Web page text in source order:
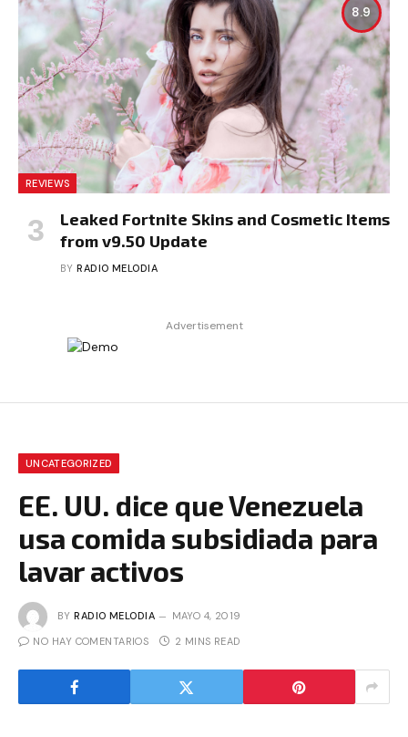
8.9
REVIEWS
Leaked Fortnite Skins and Cosmetic Items
from v9.50 Update
BY RADIO MELODIA
Advertisement
UNCATEGORIZED
EE. UU. dice que Venezuela
usa comida subsidiada para
lavar activos
BY RADIO MELODIA MAYO 4, 2019
NO HAY COMENTARIOS 2 MINS READ